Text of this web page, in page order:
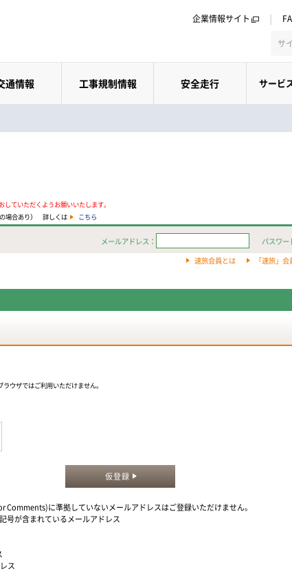
企業情報サイト
通情報 工事規制情報 安全走行 サービ
ていただくようお願いいたします。
場合あり） 詳しくは
こちら
メールアドレス： パスワー
速旅会員とは 「速旅」
ウザではご利用いただけません。
仮登録
に準拠していないメールアドレスはご登録いただけません。
号が含まれているメールアドレス
ス